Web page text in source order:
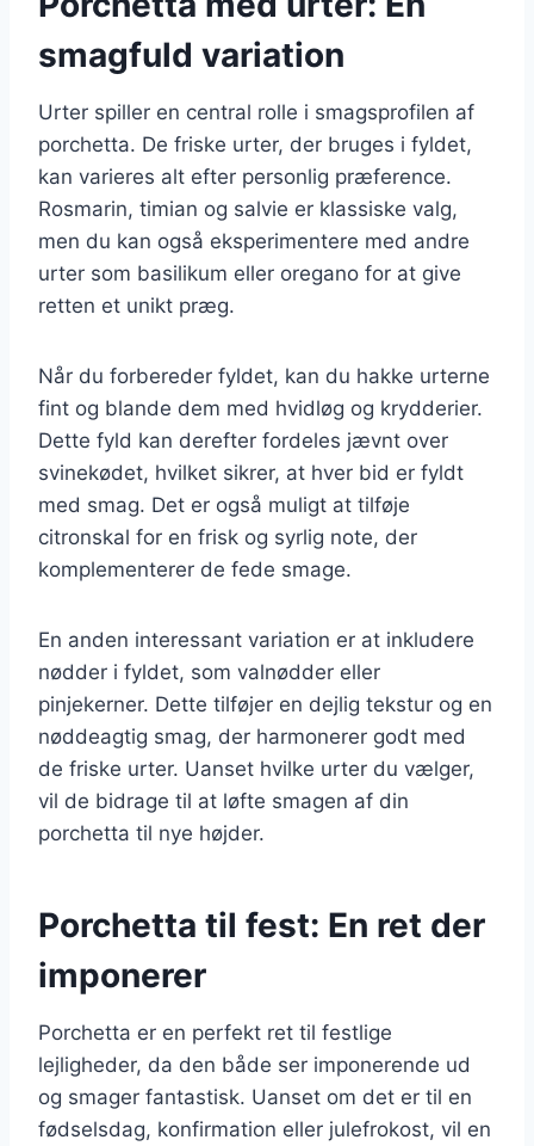
smagfuld variation
Urter spiller en central rolle i smagsprofilen af
porchetta. De friske urter, der bruges i fyldet,
kan varieres alt efter personlig præference.
Rosmarin, timian og salvie er klassiske valg,
men du kan også eksperimentere med andre
urter som basilikum eller oregano for at give
retten et unikt præg.
Når du forbereder fyldet, kan du hakke urterne
fint og blande dem med hvidløg og krydderier.
Dette fyld kan derefter fordeles jævnt over
svinekødet, hvilket sikrer, at hver bid er fyldt
med smag. Det er også muligt at tilføje
citronskal for en frisk og syrlig note, der
komplementerer de fede smage.
En anden interessant variation er at inkludere
nødder i fyldet, som valnødder eller
pinjekerner. Dette tilføjer en dejlig tekstur og en
nøddeagtig smag, der harmonerer godt med
de friske urter. Uanset hvilke urter du vælger,
vil de bidrage til at løfte smagen af din
porchetta til nye højder.
Porchetta til fest: En ret der
imponerer
Porchetta er en perfekt ret til festlige
lejligheder, da den både ser imponerende ud
og smager fantastisk. Uanset om det er til en
fødselsdag, konfirmation eller julefrokost, vil en